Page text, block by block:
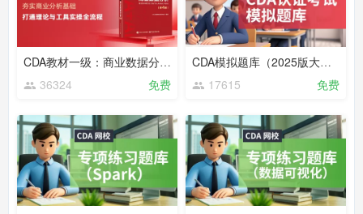
CDA教材一级：商业数据分析（2025版大纲）
36324
免费
CDA模拟题库（2025版大纲）
17615
免费